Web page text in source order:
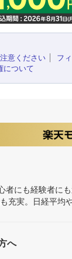
意ください
フ
について
にも経験者に
実。日経平均
へ